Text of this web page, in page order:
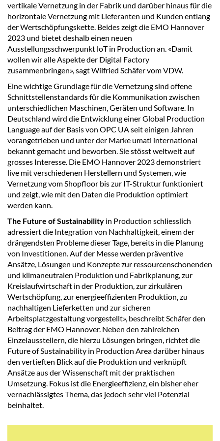
vertikale Vernetzung in der Fabrik und darüber hinaus für die
horizontale Vernetzung mit Lieferanten und Kunden entlang
der Wertschöpfungskette. Beides zeigt die EMO Hannover
2023 und bietet deshalb einen neuen
Ausstellungsschwerpunkt loT in Production an. «Damit
wollen wir alle Aspekte der Digital Factory
zusammenbringen», sagt Wilfried Schäfer vom VDW.
Eine wichtige Grundlage für die Vernetzung sind offene
Schnittstellenstandards für die Kommunikation zwischen
unterschiedlichen Maschinen, Geräten und Software. In
Deutschland wird die Entwicklung einer Global Production
Language auf der Basis von OPC UA seit einigen Jahren
vorangetrieben und unter der Marke umati international
bekannt gemacht und beworben. Sie stösst weltweit auf
grosses Interesse. Die EMO Hannover 2023 demonstriert
live mit verschiedenen Herstellern und Systemen, wie
Vernetzung vom Shopfloor bis zur IT-Struktur funktioniert
und zeigt, wie mit den Daten die Produktion optimiert
werden kann.
The Future of Sustainability in Production schliesslich
adressiert die Integration von Nachhaltigkeit, einem der
drängendsten Probleme dieser Tage, bereits in die Planung
von Investitionen. Auf der Messe werden präventive
Ansätze, Lösungen und Konzepte zur ressourcenschonenden
und klimaneutralen Produktion und Fabrikplanung, zur
Kreislaufwirtschaft in der Produktion, zur zirkulären
Wertschöpfung, zur energieeffizienten Produktion, zu
nachhaltigen Lieferketten und zur sicheren
Arbeitsplatzgestaltung vorgestellt», beschreibt Schäfer den
Beitrag der EMO Hannover. Neben den zahlreichen
Einzelausstellern, die hierzu Lösungen bringen, richtet die
Future of Sustainability in Production Area darüber hinaus
den vertieften Blick auf die Produktion und verknüpft
Ansätze aus der Wissenschaft mit der praktischen
Umsetzung. Fokus ist die Energieeffizienz, ein bisher eher
vernachlässigtes Thema, das jedoch sehr viel Potenzial
beinhaltet.